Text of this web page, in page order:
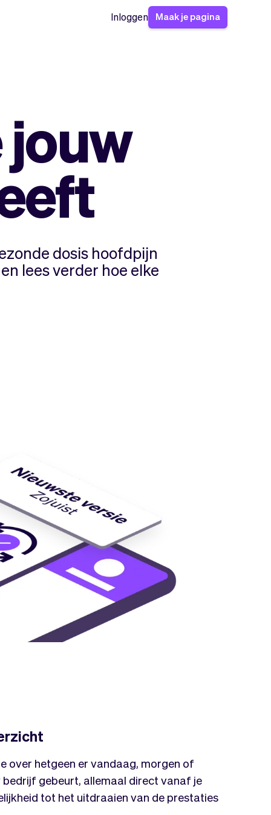
Inloggen Maak je pagina
dosis hoofdpijn
lees verder hoe elke
over hetgeen er vandaag, morgen of
bedrijf gebeurt, allemaal direct vanaf je
tot het uitdraaien van de prestaties